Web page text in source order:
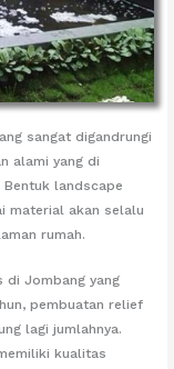
sangat digandrungi
alami yang di
landscape
material akan selalu
rumah.
di Jombang yang
pembuatan relief
lagi jumlahnya.
kualitas